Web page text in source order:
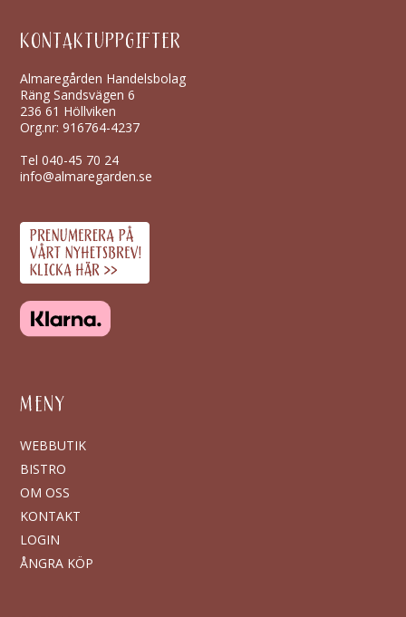
KONTAKTUPPGIFTER
Almaregården Handelsbolag
Räng Sandsvägen 6
236 61 Höllviken
Org.nr: 916764-4237
Tel040-45 70 24
info@almaregarden.se
MENY
WEBBUTIK
BISTRO
OM OSS
KONTAKT
LOGIN
ÅNGRA KÖP